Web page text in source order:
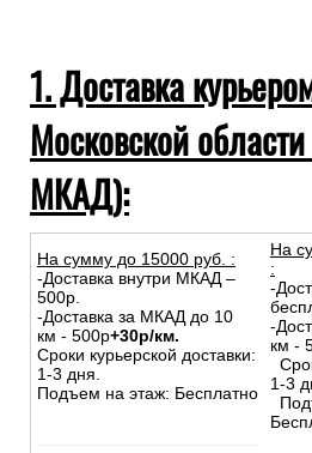
1. Доставка
Московской
МКАД):
На сумму до 15000 руб. :
-Доставка внутри МКАД –
500р.
-Доставка за МКАД до 10
км - 500р+30р/км.
Сроки курьерской доставки:
1-3 дня.
Подъем на этаж: Бесплатно
На
:
-
-
км -
1-3